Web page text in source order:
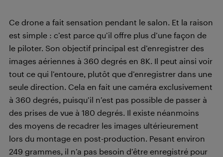
Ce drone a fait sensation pendant le salon. Et la raison
est simple : c’est parce qu’il offre plus d’une façon de
le piloter. Son objectif principal est d’enregistrer des
images aériennes à 360 degrés en 8K. Il peut ainsi voir
tout ce qui l’entoure, plutôt que d’enregistrer dans une
seule direction. Cela en fait une caméra exclusivement
à 360 degrés, puisqu’il n’est pas possible de passer à
des prises de vue à 180 degrés. Il existe néanmoins
des moyens de recadrer les images ultérieurement
lors du montage en post-production. Pesant environ
249 grammes, il n’a pas besoin d’être enregistré pour